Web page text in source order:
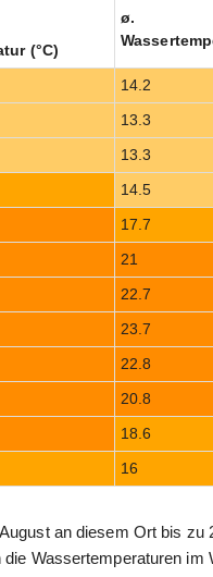
(°C)
ø.
14.2
13.3
13.3
14.5
17.7
21
22.7
23.7
22.8
20.8
18.6
16
an diesem Ort bis
Wassertemperaturen im